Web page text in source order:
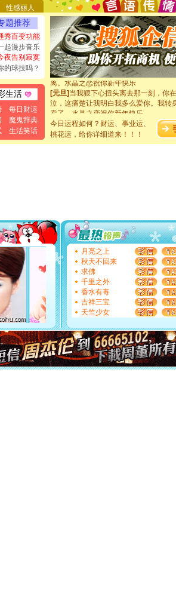
性感丽人
题推荐
秀百变功能
起漫步音乐
夜告别寂寞
的球技吗？
生活
每日财运
魔鬼辞典
生活笑话
[圣诞节]奉上一颗祝福的心,在这个特别
如意,快乐,鲜花,一切美好的祝愿与你同
[元旦]看到你我会触电；看不到你我要
断电。爱你是我职业，想你是我事业，
你是我专业！水晶之恋祝你新年快乐
[元旦]如果上天让我许三个愿望，一是
起；二是再生再世和你在一起；三是三
离。水晶之恋祝你新年快乐
[元旦]当我狠下心扭头离去那一刻，你
泣，这痛楚让我明白我多么爱你。我转
卖了。水晶之恋祝你新年快乐。
风柔雨润好月圆，半岛铁盒伴身
颜！冬去春来似水如烟，劳碌人生需尽
道一声平安！新年吉祥万事如愿
能正大光明地骚扰你,告诉你,圣诞要快
都要快乐噢!
[圣诞节]奉上一颗祝福的心,在这个特别
如意,快乐,鲜花,一切美好的祝愿与你同
[元旦]
看到你我会触电；看不到你我要
断电。爱你是我职业，想你是我事业，
你是我专业！水晶之恋祝你新年快乐
[元旦]
如果上天让我许三个愿望，一是
起；二是再生再世和你在一起；三是三
离。水晶之恋祝你新年快乐
[元旦] 当我狠下心扭头离去那一刻，你
泣，这痛楚让我明白我多么爱你。我转
卖了。水晶之恋祝你新年快乐。
[春节]风柔雨润好月圆，半岛铁盒伴身
颜！冬去春来似水如烟，劳碌人生需尽
道一声平安！新年吉祥万事如愿
今日运程如何？财运、事业运、
桃花运，给你详细道来！！！
月亮之上
秋天不回来
求佛
千里之外
香水有毒
吉祥三宝
天竺少女